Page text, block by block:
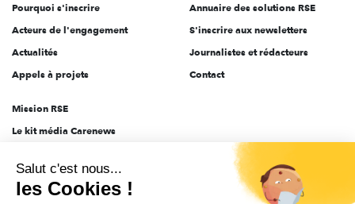
Pourquoi s'inscrire
Acteurs de l'engagement
Actualités
Appels à projets
Annuaire des solutions RSE
S'inscrire aux newsletters
Journalistes et rédacteurs
Contact
Mission RSE
Le kit média Carenews
AEF info
Novethic
Salut c'est nous...
les Cookies !